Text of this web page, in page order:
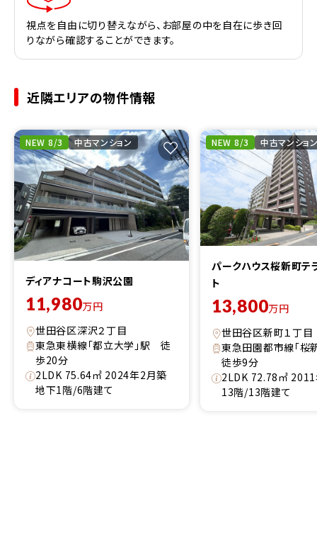
視点を自由に切り替えながら、お部屋の中を自在に歩き回
りながら確認することができます。
近隣エリアの物件情報
NEW 8/3 中古マンション
ディアナコート駒沢公園
11,980万円
世田谷区深沢２丁目
東急東横線「都立大学」駅 徒
歩20分
2LDK 75.64㎡ 2024年2月築
地下1階/6階建て
NEW 8/3 中古マンショ
パークハウス桜新町テ
ト
13,800万円
世田谷区新町１丁目
東急田園都市線「
徒歩9分
2LDK 72.78㎡
13階/13階建て